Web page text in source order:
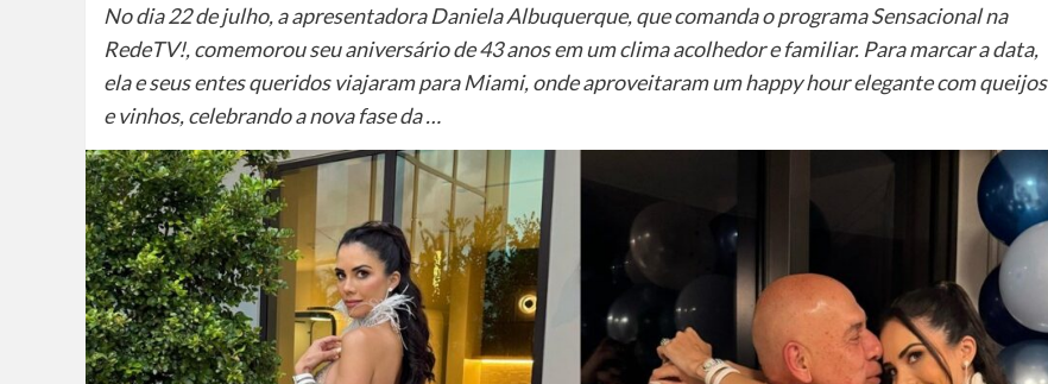
No dia 22 de julho, a apresentadora Daniela Albuquerque, que comanda o programa Sensacional na
RedeTV!, comemorou seu aniversário de 43 anos em um clima acolhedor e familiar. Para marcar a data,
ela e seus entes queridos viajaram para Miami, onde aproveitaram um happy hour elegante com queijos
e vinhos, celebrando a nova fase da …